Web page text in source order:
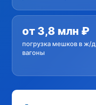
от 3,8 млн ₽
погрузка мешков в ж/д
вагоны